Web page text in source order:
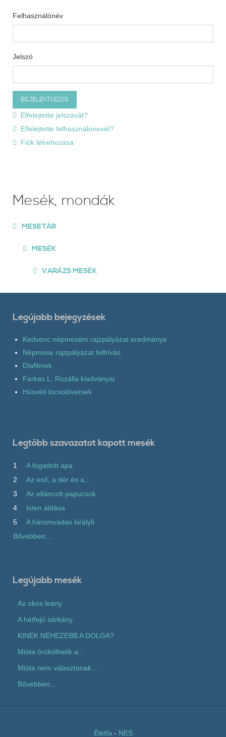
Felhasználónév
Jelszó
Elfelejtette jelszavát?
Elfelejtette felhasználónevét?
Fiók létrehozása
Mesék, mondák
MESETÁR
MESÉK
VARÁZS MESÉK
Legújabb bejegyzések
Kedvenc népmesém rajzpályázat eredménye
Népmese rajzpályázat felhívás
Diafilmek
Farkas L. Rozália kiadványai
Húsvéti locsolóversek
Legtöbb szavazatot kapott mesék
1
A fogadott apa
2
Az eső, a dér és a...
3
Az eltáncolt papucsok
4
Isten áldása
5
A háromvadas királyfi
Bővebben...
Legújabb mesék
Az okos leány
A hétfejű sárkány
KINEK NEHEZEBB A DOLGA?
Mióta örökölhetik a...
Mióta nem választanak...
Bővebben...
Életfa - NES